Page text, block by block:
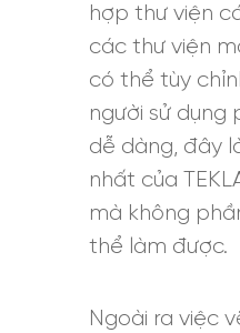
hợp thư viện
các thư viện
có thể tùy
người sử dụng
dễ dàng, đây
nhất của
mà không
thể làm được.
Ngoài ra việc